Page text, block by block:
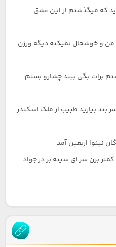
که میگذشتم از این عشق
من و خوشحال نمیکنه دیگه ورژن
برات بگی ببند چشارو بستم
بند بیارید طبیب از ملک اسکندر
نینوا اربعین آمد
بزن سر ای سینه بر در جواد